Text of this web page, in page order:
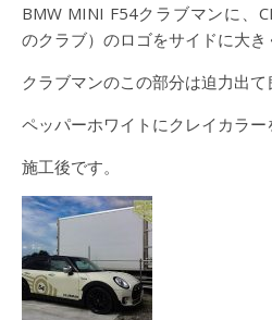
BMW MINI F54クラブマンに、
のクラブ）のロゴをサイドに大き
クラブマンのこの部分は迫力出て
ペッパーホワイトにクレイカラー
施工後です。